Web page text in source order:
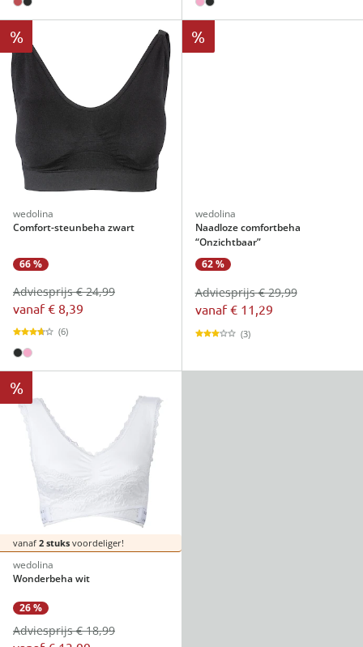
%
wedolina
Comfort-steunbeha zwart
66 %
vanaf€ 8,39
Adviesprijs € 24,99
(6)
%
wedolina
Naadloze comfortbeha
“Onzichtbaar”
62 %
vanaf€ 11,29
Adviesprijs € 29,99
(3)
%
vanaf 2 stuks voordeliger!
wedolina
Wonderbeha wit
26 %
Adviesprijs € 18,99